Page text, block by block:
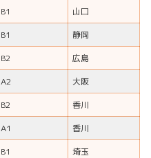
B1
山口
B1
静岡
B2
広島
A2
大阪
B2
香川
A1
香川
B1
埼玉